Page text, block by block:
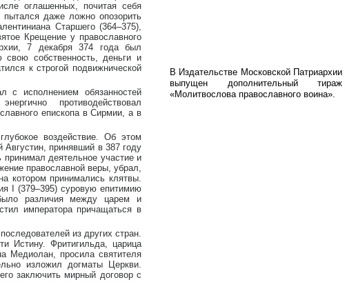
оглашенных, почитая себя
даже ложно опозорить
Старшего (364–375),
Крещение у православного
7 декабря 374 года был
собственность, деньги и
к строгой подвижнической
с исполнением обязанностей
противодействовал
епископа в Сирмии, а в
воздействие. Об этом
Августин, принявший в 387 году
деятельное участие и
православной веры, убрал,
котором принимались клятвы.
I (379–395) суровую епитимию
различия между царем и
императора причащаться в
из других стран.
Истину. Фритигильда, царица
Медиолан, просила святителя
изложил догматы Церкви.
заключить мирный договор с
В Издательстве Московской Патриархии
выпущен дополнительный тираж
«Молитвослова православного воина».